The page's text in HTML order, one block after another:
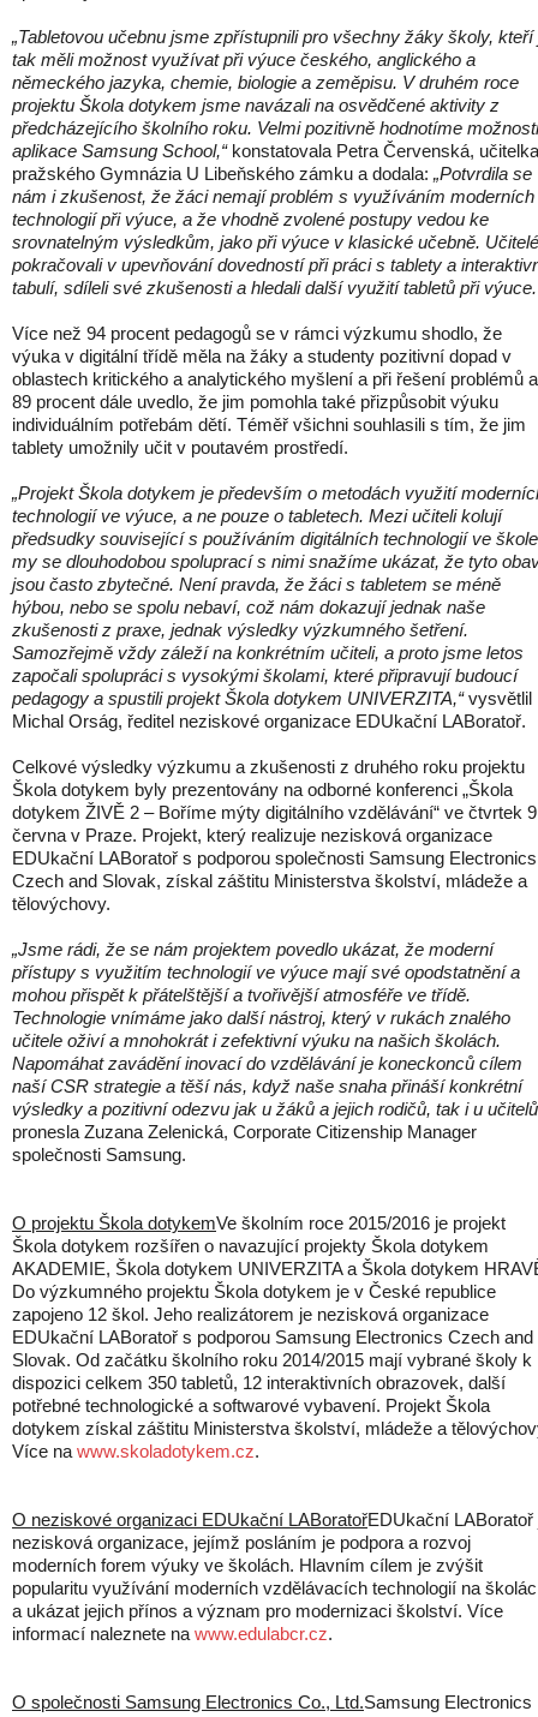
„Tabletovou učebnu jsme zpřístupnili pro všechny žáky školy, kteří
tak měli možnost využívat při výuce českého, anglického a
německého jazyka, chemie, biologie a zeměpisu. V druhém roce
projektu Škola dotykem jsme navázali na osvědčené aktivity z
předcházejícího školního roku. Velmi pozitivně hodnotíme možnosti
aplikace Samsung School,“konstatovala Petra Červenská, učitelka
pražského Gymnázia U Libeňského zámku a dodala: „Potvrdila se
nám i zkušenost, že žáci nemají problém s využíváním moderních
technologií při výuce, a že vhodně zvolené postupy vedou ke
srovnatelným výsledkům, jako při výuce v klasické učebně. Učitelé
pokračovali v upevňování dovedností při práci s tablety a
tabulí, sdíleli své zkušenosti a hledali další využití tabletů při
Více než 94 procent pedagogů se v rámci výzkumu shodlo, že
výuka v digitální třídě měla na žáky a studenty pozitivní dopad v
oblastech kritického a analytického myšlení a při řešení problémů a
89 procent dále uvedlo, že jim pomohla také přizpůsobit výuku
individuálním potřebám dětí. Téměř všichni souhlasili s tím, že jim
tablety umožnily učit v poutavém prostředí.
„Projekt Škola dotykem je především o metodách využití
technologií ve výuce, a ne pouze o tabletech. Mezi učiteli kolují
předsudky související s používáním digitálních technologií ve
my se dlouhodobou spoluprací s nimi snažíme ukázat, že tyto
jsou často zbytečné. Není pravda, že žáci s tabletem se méně
hýbou, nebo se spolu nebaví, což nám dokazují jednak naše
zkušenosti z praxe, jednak výsledky výzkumného šetření.
Samozřejmě vždy záleží na konkrétním učiteli, a proto jsme letos
započali spolupráci s vysokými školami, které připravují budoucí
pedagogy a spustili projekt Škola dotykem UNIVERZITA,“vysvětlil
Michal Orság, ředitel neziskové organizace EDUkační LABoratoř.
Celkové výsledky výzkumu a zkušenosti z druhého roku projektu
Škola dotykem byly prezentovány na odborné konferenci „Škola
dotykem ŽIVĚ 2 – Boříme mýty digitálního vzdělávání“ ve čtvrtek
června v Praze. Projekt, který realizuje nezisková organizace
EDUkační LABoratoř s podporou společnosti Samsung Electronics
Czech and Slovak, získal záštitu Ministerstva školství, mládeže a
tělovýchovy.
„Jsme rádi, že se nám projektem povedlo ukázat, že moderní
přístupy s využitím technologií ve výuce mají své opodstatnění a
mohou přispět k přátelštější a tvořivější atmosféře ve třídě.
Technologie vnímáme jako další nástroj, který v rukách znalého
učitele oživí a mnohokrát i zefektivní výuku na našich školách.
Napomáhat zavádění inovací do vzdělávání je koneckonců cílem
naší CSR strategie a těší nás, když naše snaha přináší konkrétní
výsledky a pozitivní odezvu jak u žáků a jejich rodičů, tak i u
pronesla Zuzana Zelenická, Corporate Citizenship Manager
společnosti Samsung.
O projektu Škola dotykemVe školním roce 2015/2016 je projekt
Škola dotykem rozšířen o navazující projekty Škola dotykem
AKADEMIE, Škola dotykem UNIVERZITA a Škola dotykem
Do výzkumného projektu Škola dotykem je v České republice
zapojeno 12 škol. Jeho realizátorem je nezisková organizace
EDUkační LABoratoř s podporou Samsung Electronics Czech and
Slovak. Od začátku školního roku 2014/2015 mají vybrané školy k
dispozici celkem 350 tabletů, 12 interaktivních obrazovek, další
potřebné technologické a softwarové vybavení. Projekt Škola
dotykem získal záštitu Ministerstva školství, mládeže a
Více na www.skoladotykem.cz.
O neziskové organizaci EDUkační LABoratořEDUkační LABoratoř
nezisková organizace, jejímž posláním je podpora a rozvoj
moderních forem výuky ve školách. Hlavním cílem je zvýšit
popularitu využívání moderních vzdělávacích technologií na
a ukázat jejich přínos a význam pro modernizaci školství. Více
informací naleznete na www.edulabcr.cz.
O společnosti Samsung Electronics Co., Ltd.Samsung Electronics